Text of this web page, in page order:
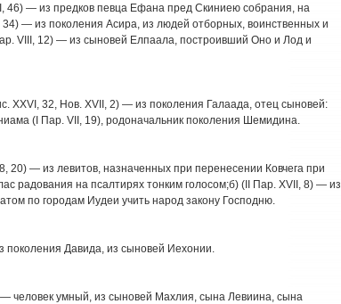
46) — из предков певца Ефана пред Скиниею собрания, на
34) — из поколения Асира, из людей отборных, воинственных и
VIII, 12) — из сыновей Елпаала, построивший Оно и Лод и
XXVI, 32, Нов. XVII, 2) — из поколения Галаада, отец сыновей:
(I Пар. VII, 19), родоначальник поколения Шемидина.
20) — из левитов, назначенных при перенесении Ковчега при
радования на псалтирях тонким голосом;б) (II Пар. XVII, 8) — из
по городам Иудеи учить народ закону Господню.
Давида, из сыновей Иехонии.
человек умный, из сыновей Махлия, сына Левиина, сына